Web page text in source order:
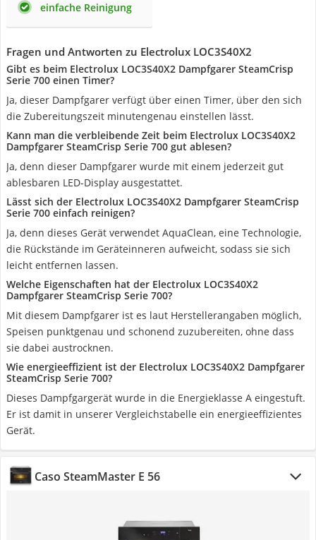
einfache Reinigung
Fragen und Antworten zu Electrolux LOC3S40X2
Gibt es beim Electrolux LOC3S40X2 Dampfgarer SteamCrisp
Serie 700 einen Timer?
Ja, dieser Dampfgarer verfügt über einen Timer, über den sich
die Zubereitungszeit minutengenau einstellen lässt.
Kann man die verbleibende Zeit beim Electrolux LOC3S40X2
Dampfgarer SteamCrisp Serie 700 gut ablesen?
Ja, denn dieser Dampfgarer wurde mit einem jederzeit gut
ablesbaren LED-Display ausgestattet.
Lässt sich der Electrolux LOC3S40X2 Dampfgarer SteamCrisp
Serie 700 einfach reinigen?
Ja, denn dieses Gerät verwendet AquaClean, eine Technologie,
die Rückstände im Geräteinneren aufweicht, sodass sie sich
leicht entfernen lassen.
Welche Eigenschaften hat der Electrolux LOC3S40X2
Dampfgarer SteamCrisp Serie 700?
Mit diesem Dampfgarer ist es laut Herstellerangaben möglich,
Speisen punktgenau und schonend zuzubereiten, ohne dass
sie dabei austrocknen.
Wie energieeffizient ist der Electrolux LOC3S40X2 Dampfgarer
SteamCrisp Serie 700?
Dieses Dampfgargerät wurde in die Energieklasse A eingestuft.
Er ist damit in unserer Vergleichstabelle ein energieeffizientes
Gerät.
Caso SteamMaster E 56